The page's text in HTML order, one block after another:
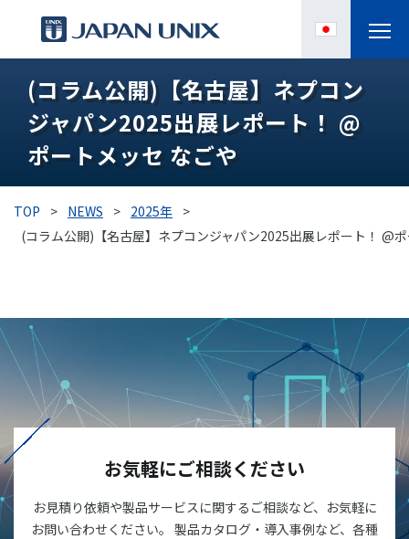
製品情報
IPC
導入事例
各種サポート
企業情報
03-3588-0551
お問い合わせ
(コラム公開)【名古屋】ネプコン
ジャパン2025出展レポート！ @
ポートメッセ なごや
TOP > NEWS > 2025年 >
(コラム公開)【名古屋】ネプコンジャパン2025出展レポート！ @
お気軽にご相談ください
お見積り依頼や製品サービスに関するご相談など、お気軽に
お問い合わせください。 製品カタログ・導入事例など、各種